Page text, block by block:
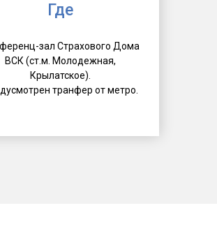
Где
зал Страхового Дома
ВСК (ст.м. Молодежная,
Крылатское).
транфер от метро.